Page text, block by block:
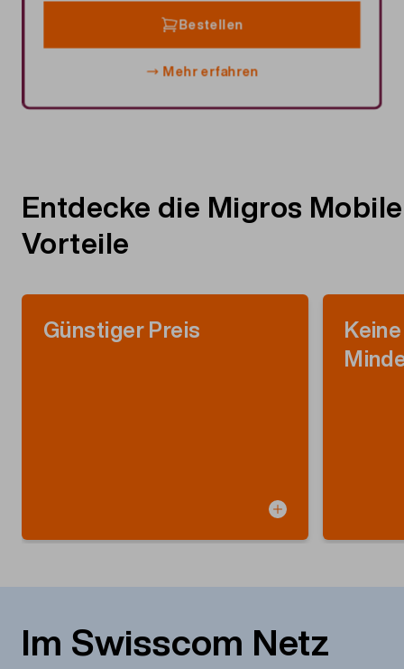
Bestellen
Mehr erfahren
Entdecke die Migros Mobile
Vorteile
Günstiger Preis
Keine
Im Swisscom Netz